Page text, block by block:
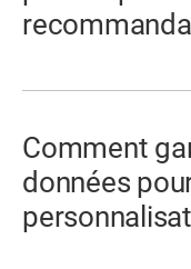
Comment
données